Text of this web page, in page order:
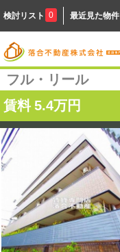
検討リスト 0 最近見た物件
フル・リール
賃料 5.4万円